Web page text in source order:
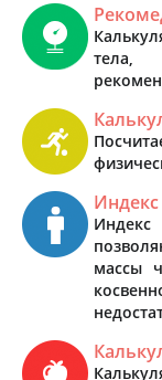
тела,
массы